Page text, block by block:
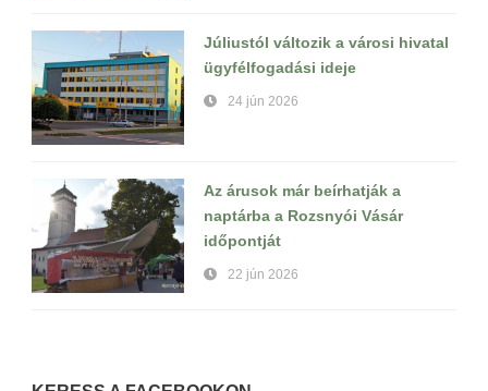
Júliustól változik a városi hivatal
ügyfélfogadási ideje
24 jún 2026
Az árusok már beírhatják a
naptárba a Rozsnyói Vásár
időpontját
22 jún 2026